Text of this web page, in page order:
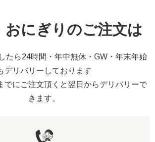
おにぎりのご注文は
たら24時間・年中無休・GW・年末年始
デリバリーしております
でにご注文頂くと翌日からデリバリーで
きます。